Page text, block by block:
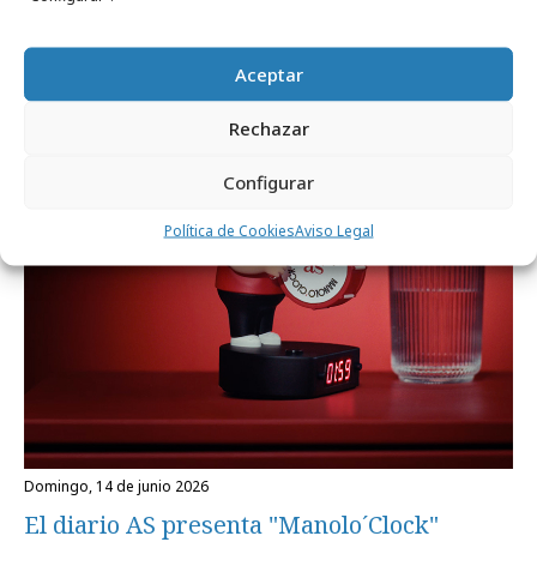
Aceptar
Rechazar
Configurar
Política de CookiesAviso Legal
domingo, 14 de junio 2026
El diario AS presenta "Manolo´Clock"